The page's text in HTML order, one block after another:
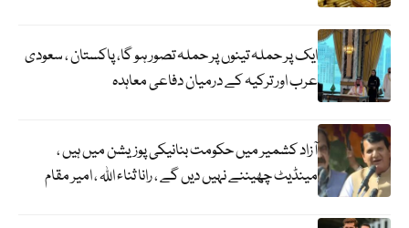
ایک پر حملہ تینوں پر حملہ تصور ہو گا، پاکستان ، سعودی
عرب اور ترکیہ کے درمیان دفاعی معاہدہ
آزاد کشمیر میں حکومت بنانیکی پوزیشن میں ہیں ،
مینڈیٹ چھیننے نہیں دیں گے ، رانا ثناء اللہ ، امیر مقام